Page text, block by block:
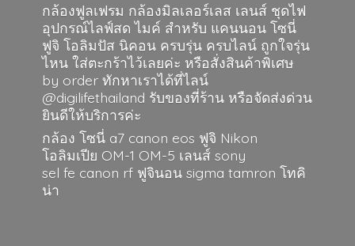
กล้องฟูลเฟรม กล้องมิลเลอร์เลส เลนส์ ชุดไฟ
อุปกรณ์ไลฟ์สด ไมค์ สำหรับ แคนนอน โซนี่
ฟูจิ โอลิมปัส นิคอน ครบรุ่น ครบไลน์ ถูกใจรุ่น
ไหน ใส่ตะกร้าไว้เลยค่ะ หรือสั่งสินค้าพิเศษ
by order ทักหาเราได้ที่ไลน์
@digilifethailand รับของที่ร้าน หรือจัดส่งด่วน
ยินดีให้บริการค่ะ
กล้อง โซนี่ a7 canon eos ฟูจิ Nikon
โอลิมเปีย OM-1 OM-5 เลนส์ sony
sel fe canon rf ฟูจินอน sigma tamron โทคิ
น่า